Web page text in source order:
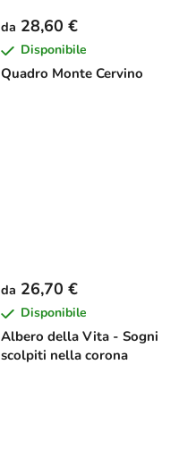
Quadro Monte Cervino
da 28,60 €
Disponibile
Albero della Vita - Sogni
scolpiti nella corona
da 26,70 €
Disponibile